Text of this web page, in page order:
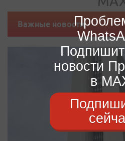
Важные новости
новости
в